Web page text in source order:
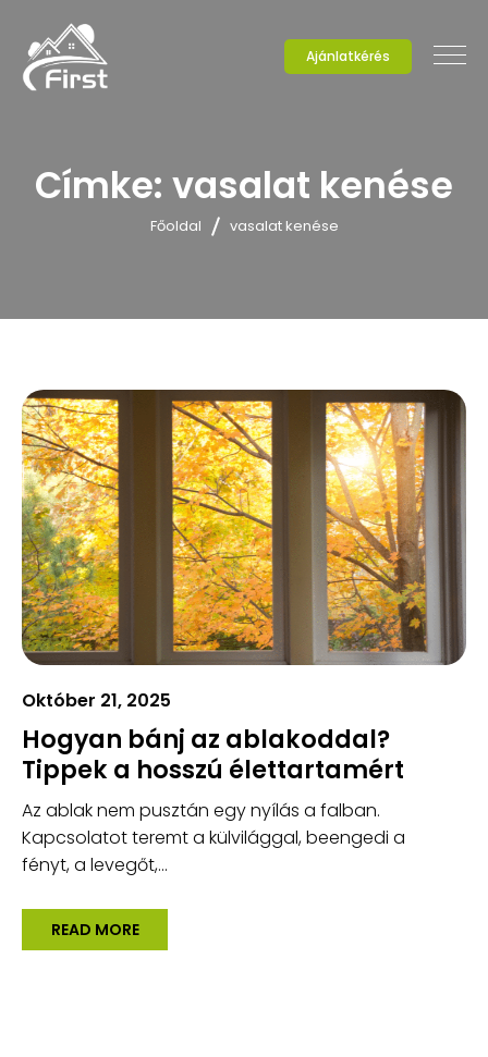
Ajánlatkérés
Címke: vasalat kenése
Főoldal vasalat kenése
Október 21, 2025
Hogyan bánj az ablakoddal?
Tippek a hosszú élettartamért
Az ablak nem pusztán egy nyílás a falban.
Kapcsolatot teremt a külvilággal, beengedi a
fényt, a levegőt,...
READ MORE